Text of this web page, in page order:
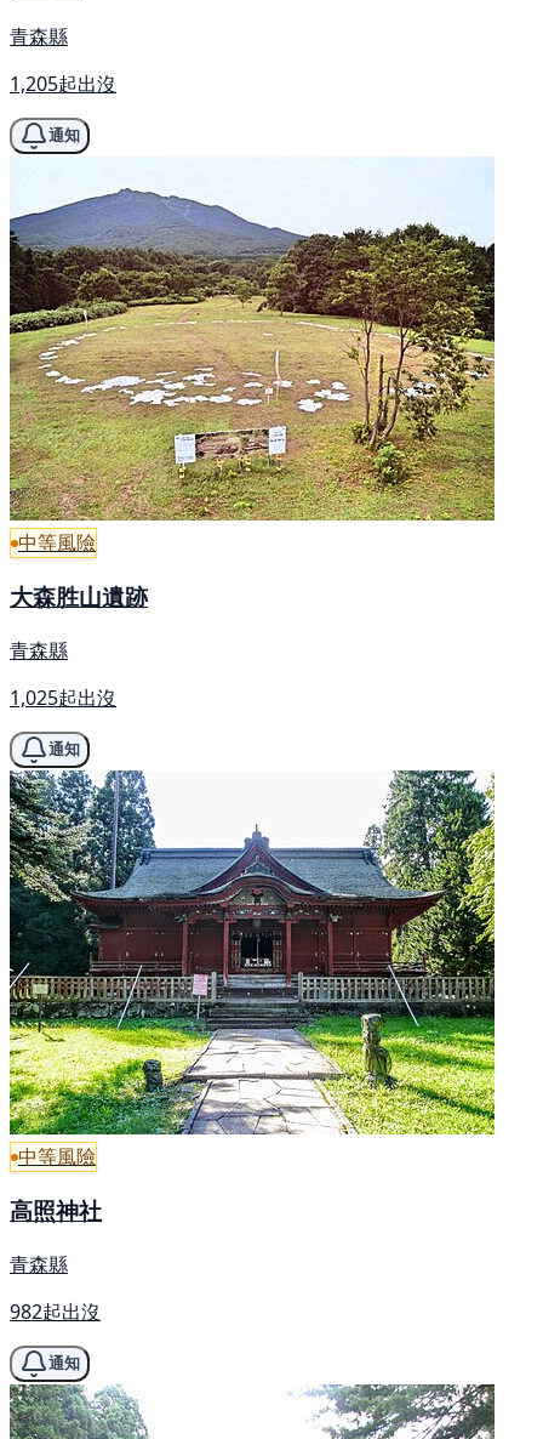
青森縣
1,205起出沒
通知
中等風險
大森胜山遺跡
青森縣
1,025起出沒
通知
中等風險
高照神社
青森縣
982起出沒
通知